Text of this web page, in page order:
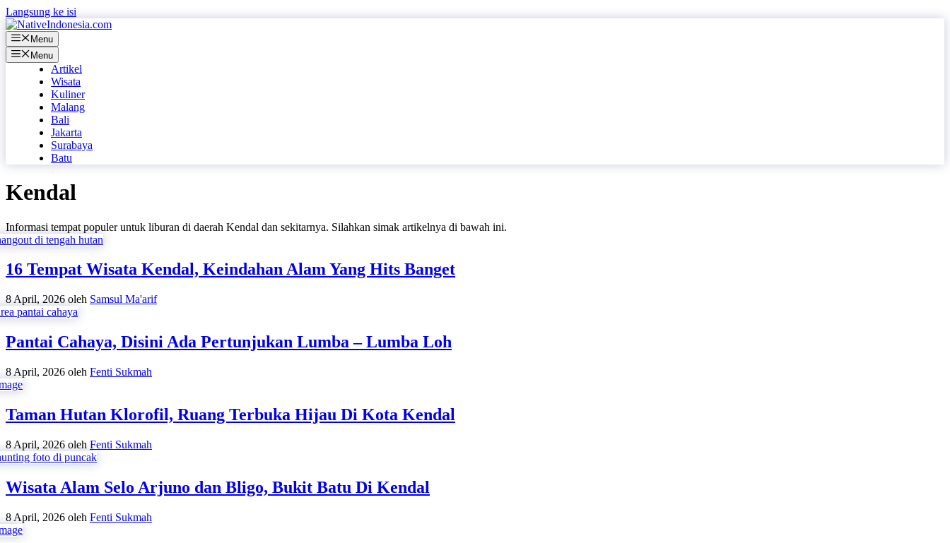
Langsung ke isi
Menu
Menu
Artikel
Wisata
Kuliner
Malang
Bali
Jakarta
Surabaya
Batu
Kendal
Informasi tempat populer untuk liburan di daerah Kendal dan sekitarnya. Silahkan simak artikelnya di bawah ini.
16 Tempat Wisata Kendal, Keindahan Alam Yang Hits Banget
8 April, 2026 oleh Samsul Ma'arif
Pantai Cahaya, Disini Ada Pertunjukan Lumba – Lumba Loh
8 April, 2026 oleh Fenti Sukmah
Taman Hutan Klorofil, Ruang Terbuka Hijau Di Kota Kendal
8 April, 2026 oleh Fenti Sukmah
Wisata Alam Selo Arjuno dan Bligo, Bukit Batu Di Kendal
8 April, 2026 oleh Fenti Sukmah